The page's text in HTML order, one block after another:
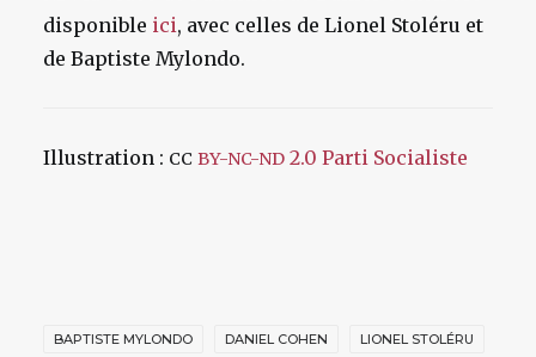
disponible ici, avec celles de Lionel Stoléru et
de Baptiste Mylondo.
Illustration : CC BY-NC-ND 2.0 Parti Socialiste
BAPTISTE MYLONDO DANIEL COHEN LIONEL STOLÉRU